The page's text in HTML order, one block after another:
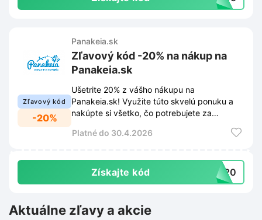
Zľavový kód
-20%
Panakeia.sk
Zľavový kód -20% na nákup na
Panakeia.sk
Ušetrite 20% z vášho nákupu na
Panakeia.sk! Využite túto skvelú ponuku a
nakúpte si všetko, čo potrebujete za
Platné do 30.4.2026
Získajte kód NA20
Aktuálne zľavy a akcie